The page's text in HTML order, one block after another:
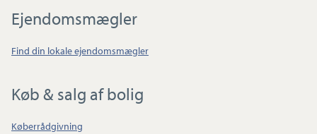
Ejendomsmægler
Find din lokale ejendomsmægler
Køb & salg af bolig
Køberrådgivning